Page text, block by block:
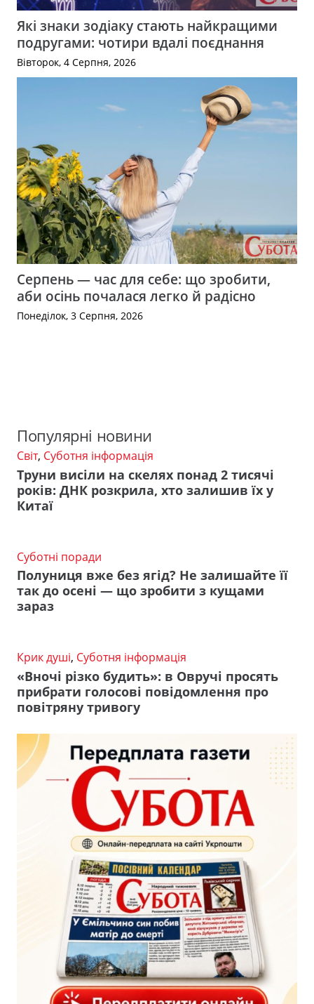
Які знаки зодіаку стають найкращими
подругами: чотири вдалі поєднання
Вівторок, 4 Серпня, 2026
Серпень — час для себе: що зробити,
аби осінь почалася легко й радісно
Понеділок, 3 Серпня, 2026
Популярні новини
Світ, Суботня інформація
Труни висіли на скелях понад 2 тисячі
років: ДНК розкрила, хто залишив їх у
Китаї
Суботні поради
Полуниця вже без ягід? Не залишайте її
так до осені — що зробити з кущами
зараз
Крик душі, Суботня інформація
«Вночі різко будить»: в Овручі просять
прибрати голосові повідомлення про
повітряну тривогу